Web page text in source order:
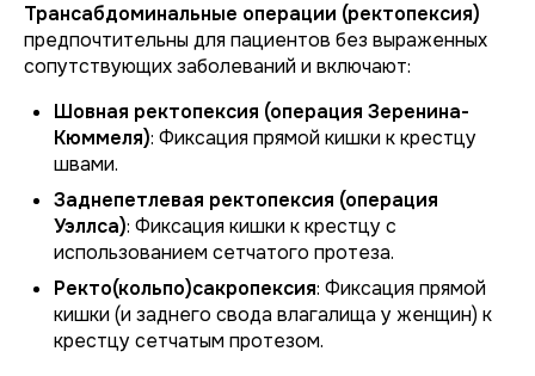
Трансабдоминальные операции (ректопексия)
предпочтительны для пациентов без выраженных
сопутствующих заболеваний и включают:
Шовная ректопексия (операция Зеренина-
Кюммеля): Фиксация прямой кишки к крестцу
швами.
Заднепетлевая ректопексия (операция
Уэллса): Фиксация кишки к крестцу с
использованием сетчатого протеза.
Ректо(кольпо)сакропексия: Фиксация прямой
кишки (и заднего свода влагалища у женщин) к
крестцу сетчатым протезом.